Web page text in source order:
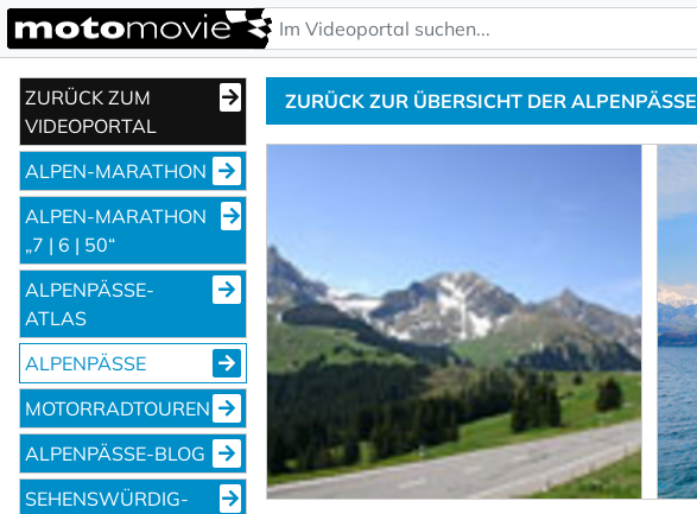
ZURÜCK ZUM
VIDEOPORTAL
ALPEN-MARATHON
ALPEN-MARATHON
„7 | 6 | 50“
ALPENPÄSSE-
ATLAS
ALPENPÄSSE
MOTORRADTOUREN
ALPENPÄSSE-BLOG
SEHENS­WÜRDIG­
ZURÜCK ZUR ÜBERSICHT DER ALPENPÄSSE